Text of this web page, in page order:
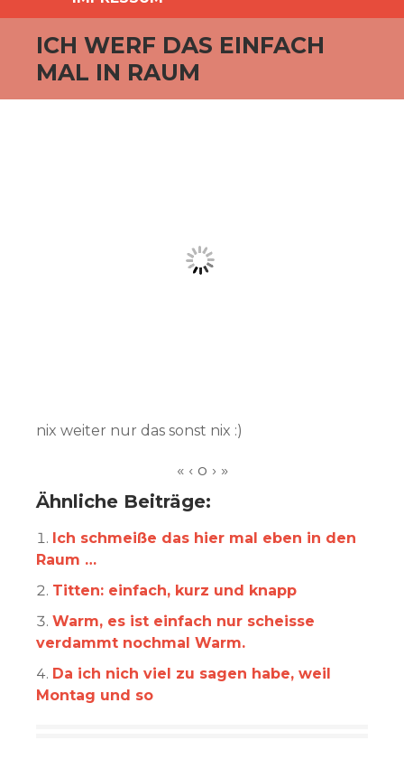
ICH WERF DAS EINFACH
MAL IN RAUM
nix weiter nur das sonst nix :)
Ähnliche Beiträge:
Ich schmeiße das hier mal eben in den
Raum …
Titten: einfach, kurz und knapp
Warm, es ist einfach nur scheisse
verdammt nochmal Warm.
Da ich nich viel zu sagen habe, weil
Montag und so